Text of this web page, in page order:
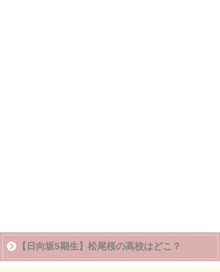
【日向坂5期生】松尾桜の高校はどこ？